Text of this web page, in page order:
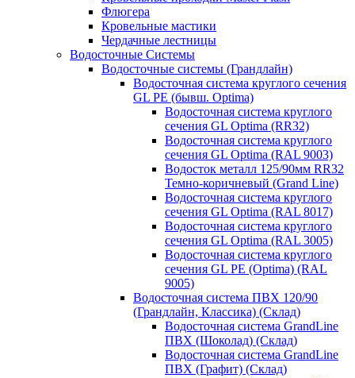
Флюгера
Кровельные мастики
Чердачные лестницы
Водосточные Системы
Водосточные системы (Грандлайн)
Водосточная система круглого сечения
GL PE (бывш. Optima)
Водосточная система круглого
сечения GL Optima (RR32)
Водосточная система круглого
сечения GL Optima (RAL 9003)
Водосток металл 125/90мм RR32
Темно-коричневый (Grand Line)
Водосточная система круглого
сечения GL Optima (RAL 8017)
Водосточная система круглого
сечения GL Optima (RAL 3005)
Водосточная система круглого
сечения GL PE (Optima) (RAL
9005)
Водосточная система ПВХ 120/90
(Грандлайн, Классика) (Склад)
Водосточная система GrandLine
ПВХ (Шоколад) (Склад)
Водосточная система GrandLine
ПВХ (Графит) (Склад)